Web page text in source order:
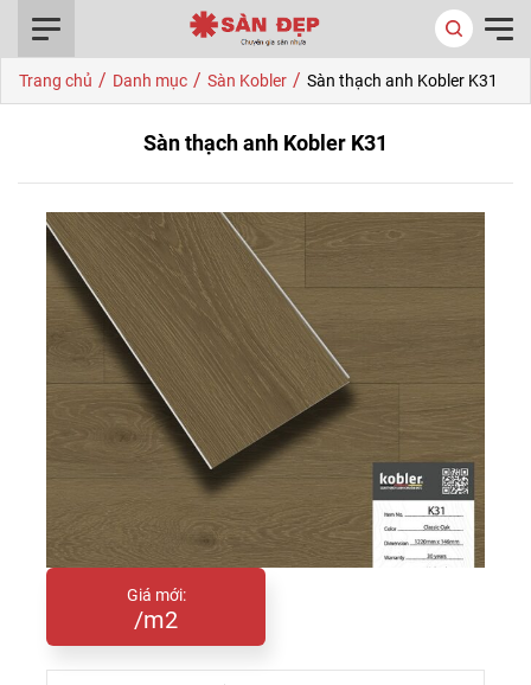
Trang chủ / Danh mục / Sàn Kobler / Sàn thạch anh Kobler K31
Sàn thạch anh Kobler K31
Giá mới:
/m2